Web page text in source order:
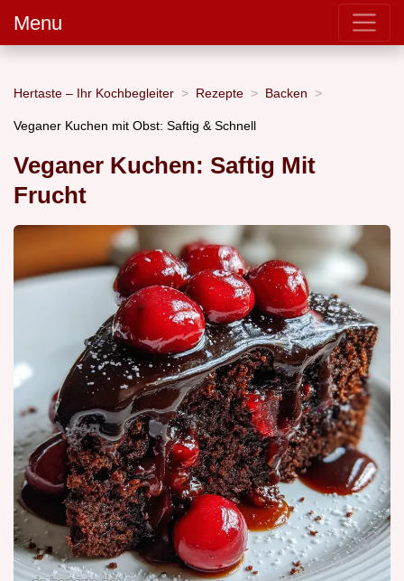
Menu
Hertaste – Ihr Kochbegleiter Rezepte Backen
Veganer Kuchen mit Obst: Saftig & Schnell
Veganer Kuchen: Saftig Mit
Frucht